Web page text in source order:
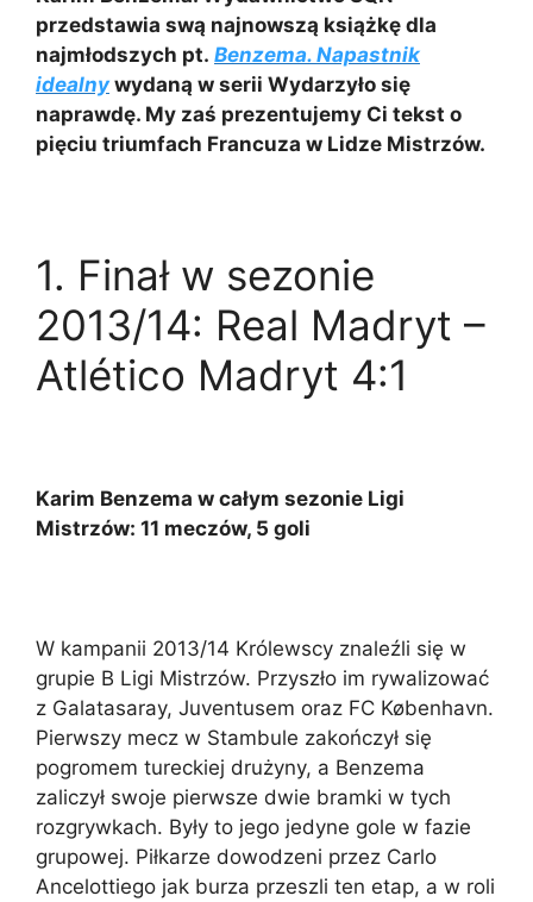
przedstawia swą najnowszą książkę dla
najmłodszych pt. Benzema. Napastnik
idealny wydaną w serii Wydarzyło się
naprawdę. My zaś prezentujemy Ci tekst o
pięciu triumfach Francuza w Lidze Mistrzów.
1. Finał w sezonie
2013/14: Real Madryt –
Atlético Madryt 4:1
Karim Benzema w całym sezonie Ligi
Mistrzów: 11 meczów, 5 goli
W kampanii 2013/14 Królewscy znaleźli się w
grupie B Ligi Mistrzów. Przyszło im rywalizować
z Galatasaray, Juventusem oraz FC København.
Pierwszy mecz w Stambule zakończył się
pogromem tureckiej drużyny, a Benzema
zaliczył swoje pierwsze dwie bramki w tych
rozgrywkach. Były to jego jedyne gole w fazie
grupowej. Piłkarze dowodzeni przez Carlo
Ancelottiego jak burza przeszli ten etap, a w roli